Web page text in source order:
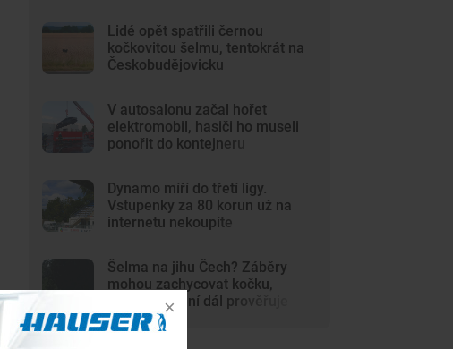
Lidé opět spatřili černou
kočkovitou šelmu, tentokrát na
Českobudějovicku
V autosalonu začal hořet
elektromobil, hasiči ho museli
ponořit do kontejneru
Dynamo míří do třetí ligy.
Vstupenky za 80 korun už na
internetu nekoupíte
Šelma na jihu Čech? Záběry
mohou zachycovat kočku,
policie hlášení dál prověřuje